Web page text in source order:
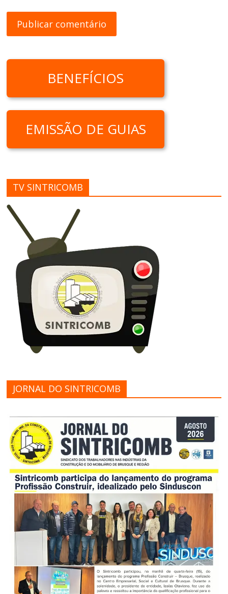
BENEFÍCIOS
EMISSÃO DE GUIAS
TV SINTRICOMB
JORNAL DO SINTRICOMB